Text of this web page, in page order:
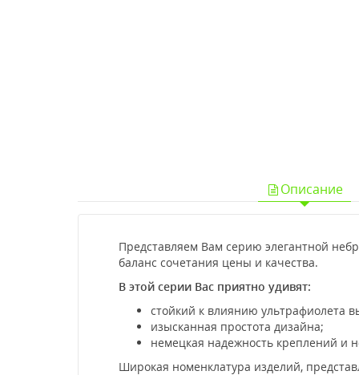
Описание
Представляем Вам серию элегантной
баланс сочетания цены и качества.
В этой серии Вас приятно удивят:
стойкий к влиянию ультрафиолета
изысканная простота дизайна;
немецкая надежность креплений и
Широкая номенклатура изделий,